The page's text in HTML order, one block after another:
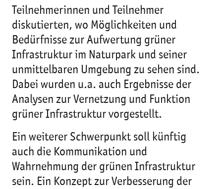
Teilnehmerinnen und Teilnehmer
diskutierten, wo Möglichkeiten und
Bedürfnisse zur Aufwertung grüner
Infrastruktur im Naturpark und seiner
unmittelbaren Umgebung zu sehen sind.
Dabei wurden u.a. auch Ergebnisse der
Analysen zur Vernetzung und Funktion
grüner Infrastruktur vorgestellt.
Ein weiterer Schwerpunkt soll künftig
auch die Kommunikation und
Wahrnehmung der grünen Infrastruktur
sein. Ein Konzept zur Verbesserung der